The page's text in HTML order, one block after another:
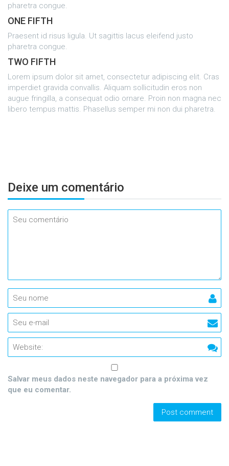
pharetra congue.
ONE FIFTH
Praesent id risus ligula. Ut sagittis lacus eleifend justo
pharetra congue.
TWO FIFTH
Lorem ipsum dolor sit amet, consectetur adipiscing elit. Cras
imperdiet gravida convallis. Aliquam sollicitudin eros non
augue fringilla, a consequat odio ornare. Proin non magna nec
libero tempus mattis. Phasellus semper mi non dui pharetra.
Deixe um comentário
Salvar meus dados neste navegador para a próxima vez
que eu comentar.